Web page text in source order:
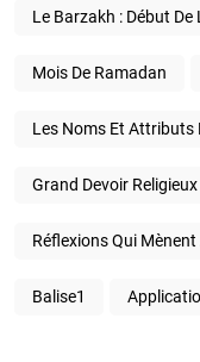
Le Barzakh : Début
Mois De Ramadan
Les Noms Et Attributs
Grand Devoir Religieux
Réflexions Qui Mènent
Balise1